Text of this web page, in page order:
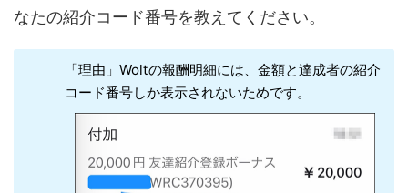
なたの紹介コード番号を教えてください。
「理由」Woltの報酬明細には、金額と達成者の紹介
コード番号しか表示されないためです。